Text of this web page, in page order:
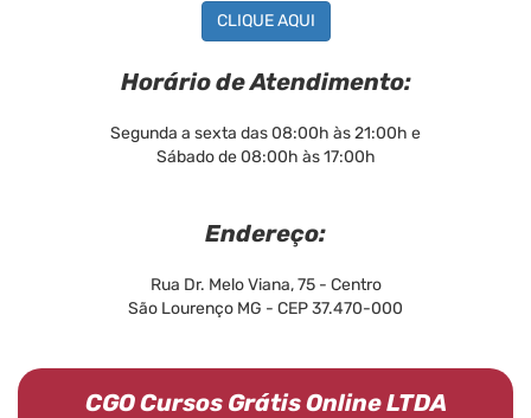
CLIQUE AQUI
Horário de Atendimento:
Segunda a sexta das 08:00h às 21:00h e
Sábado de 08:00h às 17:00h
Endereço:
Rua Dr. Melo Viana, 75 - Centro
São Lourenço MG - CEP 37.470-000
CGO Cursos Grátis Online LTDA